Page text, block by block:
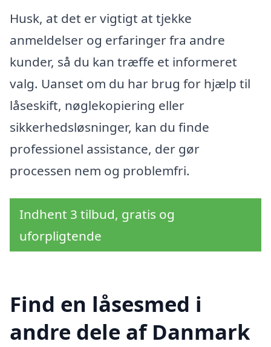
Husk, at det er vigtigt at tjekke
anmeldelser og erfaringer fra andre
kunder, så du kan træffe et informeret
valg. Uanset om du har brug for hjælp til
låseskift, nøglekopiering eller
sikkerhedsløsninger, kan du finde
professionel assistance, der gør
processen nem og problemfri.
Indhent 3 tilbud, gratis og
uforpligtende
Find en låsesmed i
andre dele af Danmark